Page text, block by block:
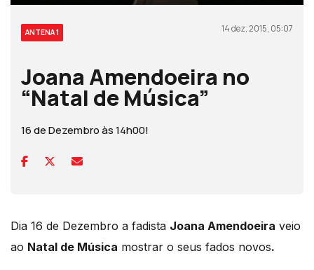
ANTENA 1 14 dez, 2015, 05:07
Joana Amendoeira no
“Natal de Música”
16 de Dezembro às 14h00!
Dia 16 de Dezembro a fadista Joana Amendoeira veio
ao Natal de Música mostrar o seus fados novos.